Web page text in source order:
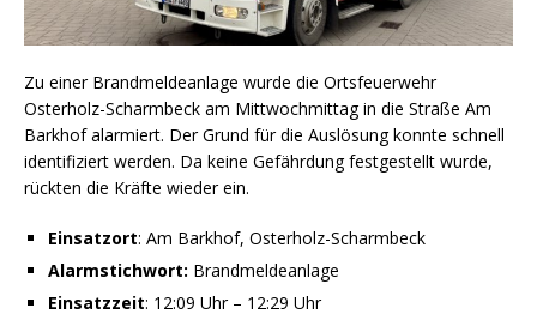
Zu einer Brandmeldeanlage wurde die Ortsfeuerwehr
Osterholz-Scharmbeck am Mittwochmittag in die Straße Am
Barkhof alarmiert. Der Grund für die Auslösung konnte schnell
identifiziert werden. Da keine Gefährdung festgestellt wurde,
rückten die Kräfte wieder ein.
Einsatzort: Am Barkhof, Osterholz-Scharmbeck
Alarmstichwort: Brandmeldeanlage
Einsatzzeit: 12:09 Uhr – 12:29 Uhr